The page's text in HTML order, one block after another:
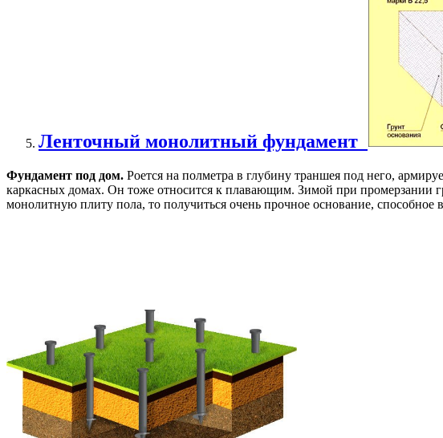
Ленточный монолитный фундамент
Фундамент под дом. Роется на полметра в глубину траншея под него,
каркасных домах. Он тоже относится к плавающим. Зимой при промерзании
монолитную плиту пола, то получиться очень прочное основание,